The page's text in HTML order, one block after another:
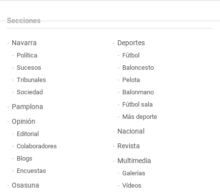
Secciones
Navarra
Política
Sucesos
Tribunales
Sociedad
Pamplona
Opinión
Editorial
Colaboradores
Blogs
Encuestas
Osasuna
Deportes
Fútbol
Baloncesto
Pelota
Balonmano
Fútbol sala
Más deporte
Nacional
Revista
Multimedia
Galerías
Vídeos